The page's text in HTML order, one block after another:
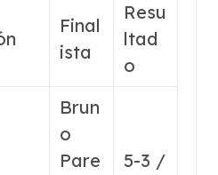
Final
ista
Resu
ltad
o
Brun
o
Pare
5-3 /